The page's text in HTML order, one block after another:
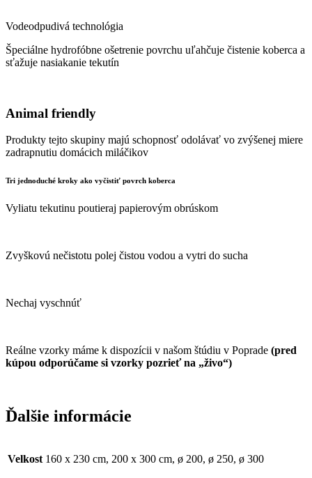
Vodeodpudivá technológia
Špeciálne hydrofóbne ošetrenie povrchu uľahčuje čistenie koberca a
sťažuje nasiakanie tekutín
Animal friendly
Produkty tejto skupiny majú schopnosť odolávať vo zvýšenej miere
zadrapnutiu domácich miláčikov
Tri jednoduché kroky ako vyčistiť povrch koberca
Vyliatu tekutinu poutieraj papierovým obrúskom
Zvyškovú nečistotu polej čistou vodou a vytri do sucha
Nechaj vyschnúť
Reálne vzorky máme k dispozícii v našom štúdiu v Poprade (pred
kúpou odporúčame si vzorky pozrieť na „živo“)
Ďalšie informácie
Velkost 160 x 230 cm, 200 x 300 cm, ø 200, ø 250, ø 300